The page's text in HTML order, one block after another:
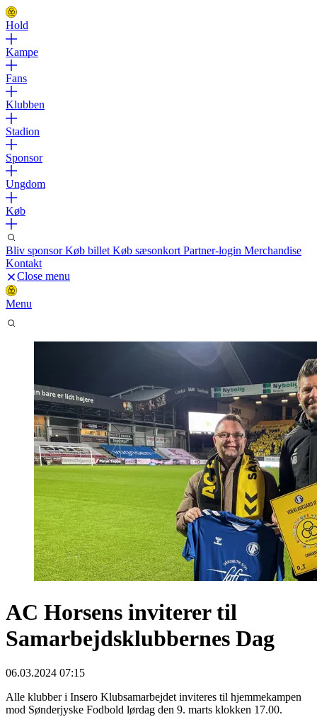
Hold
Kampe
Fans
Klubben
Stadion
Sponsor
Ungdom
Køb
Bliv sponsorKøb billet Køb sæsonkort Partner-login Merchandise
Kontakt
Close menu
Menu
AC Horsens inviterer til
Samarbejdsklubbernes Dag
06.03.2024 07:15
Alle klubber i Insero Klubsamarbejdet inviteres til hjemmekampen
mod Sønderjyske Fodbold lørdag den 9. marts klokken 17.00.